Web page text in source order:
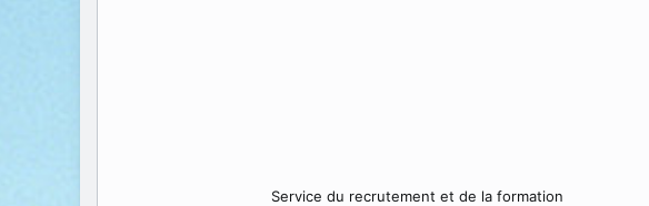
Service du recrutement et de la formation